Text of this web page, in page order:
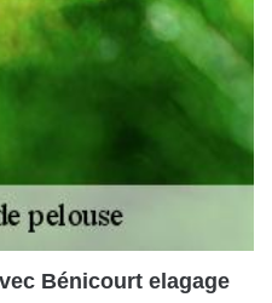
Bénicourt elagage